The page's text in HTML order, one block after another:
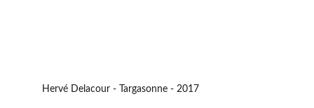
Hervé Delacour - Targasonne - 2017